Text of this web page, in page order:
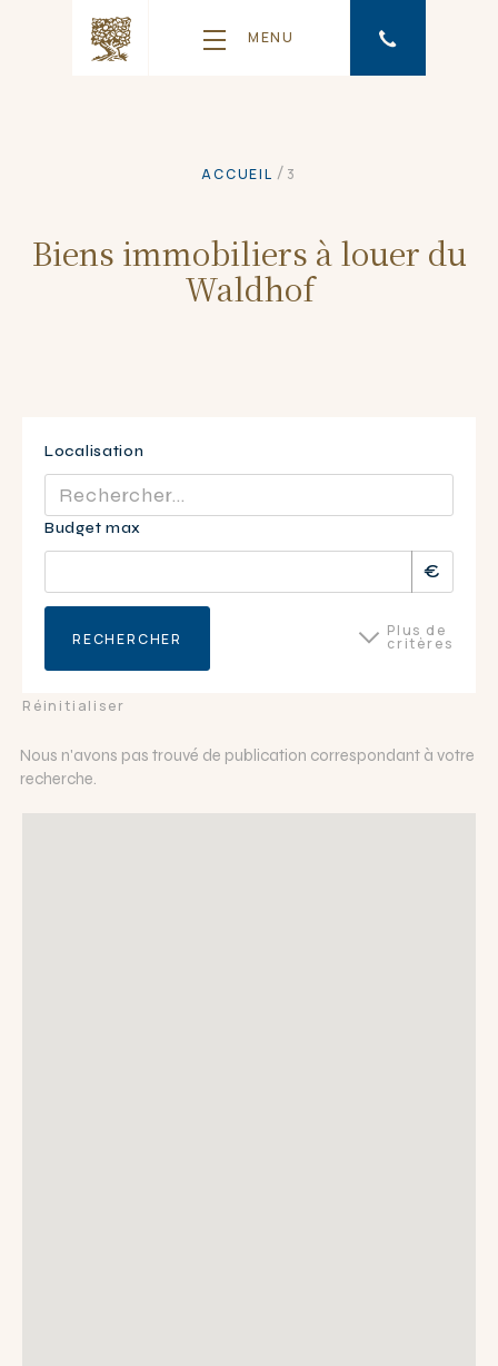
MENU
ACCUEIL / 3
Biens immobiliers à louer du
Waldhof
Localisation
Plus de
critères
RECHERCHER
Budget max
Surface du bien
Réinitialiser
Nous n'avons pas trouvé de publication correspondant à votre
recherche.